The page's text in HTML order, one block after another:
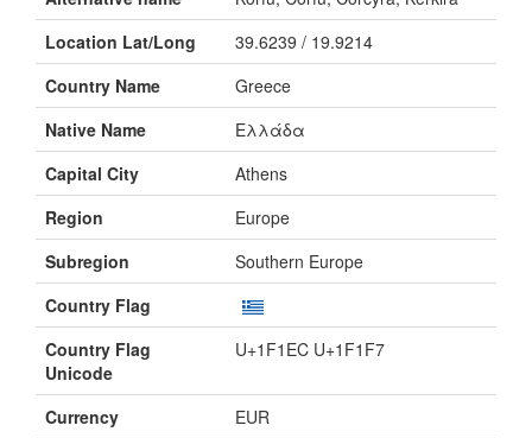
Location Lat/Long
39.6239 / 19.9214
Country Name
Greece
Native Name
Ελλάδα
Capital City
Athens
Region
Europe
Subregion
Southern Europe
Country Flag
Country Flag
Unicode
U+1F1EC U+1F1F7
Currency
EUR